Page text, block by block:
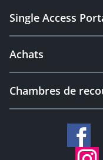
Single Access
Achats
Chambres de